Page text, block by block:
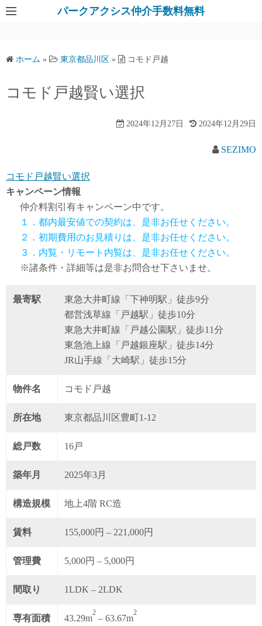
パークアクシス仲介手数料無料
ホーム » 東京都品川区 » コモド戸越
コモド戸越賢い選択
2024年12月27日 2024年12月29日
SEZIMO
コモド戸越賢い選択
キャンペーン情報
仲介料割引有キャンペーン中です。
１．都内最安値での契約は、是非お任せください。
２．初期費用のお見積りは、是非お任せください。
３．内覧・リモート内覧は、是非お任せください。
※諸条件・詳細等は是非お問合せ下さいませ。
最寄駅
東急大井町線「下神明駅」徒歩9分
都営浅草線「戸越駅」徒歩10分
東急大井町線「戸越公園駅」徒歩11分
東急池上線「戸越銀座駅」徒歩14分
JR山手線「大崎駅」徒歩15分
物件名 コモド戸越
所在地 東京都品川区豊町1-12
総戸数 16戸
築年月 2025年3月
構造規模 地上4階 RC造
賃料 155,000円 – 221,000円
管理費 5,000円 – 5,000円
間取り 1LDK – 2LDK
専有面積 43.29m
2
– 63.67m
2